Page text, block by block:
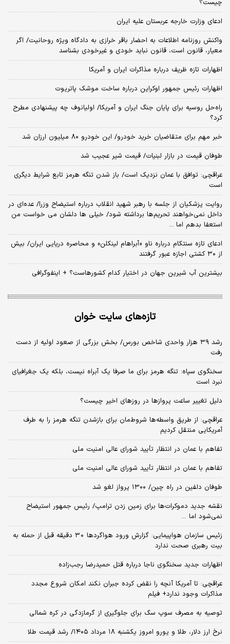
چیست؟
ادعای وزارت خارجه عربستان علیه ایران
واکنش روزنامه اطلاعات به احضار باقر خرازی به دادگاه ویژه روحانیت/ اگر
معیار، قانون است، قانون نباید خودی و غیرخودی بشناسد
اظهارات تازه ظریف درباره مذاکرات ایران و آمریکا
اظهارات رئیس جمهور اوکراین درباره ساخت موشک پاتریوت
راه‌حل روسیه برای پایان جنگ ایران و آمریکا/ اولیانوف چه پیشنهادی مطرح
کرد؟
خبر مهم برای متقاضیان خرید خودرو/ این خودرو ۸۰ میلیون ارزان شد
طوفان قیمت در بازار لبنیات/ قیمت شیر عجیب شد
عراقچی: توافق با عمان نزدیک است/ باز شدن تنگه هرمز تابع شرایط دیگری
است
روایت پزشکیان از جلسه با رهبر شهید انقلاب درباره استیضاح وزرا/ عده‌ای در
داخل نمی‌خواهند تحریم‌ها برداشته شود/ خیلی ها دلشان می خواست من
استعفا بدهم اما ...
ادعای تازه سنتکام درباره ناو «آبراهام لینکلن» و محاصره دریایی ایران/ بیش
از ۳۰ کشتی اجازه عبور گرفتند
بیشترین آب شیرین جهان در اختیار کدام کشورهاست؟ + اینفوگرافی
تازه‌های سایت خوان
رشد ۳۹ هزار واحدی شاخص بورس/ بخش بزرگی از صعود اولیه از دست
رفت
سخنگوی سپاه: تنگه هرمز برای ما صرفا یک آبراه نیست، بلکه یک جغرافیای
نبرد است
دلیل تغییر ساعت پروازها در روزهای اخیر چیست؟
عراقچی: از طریق واسطه‌ها شروط‌مان برای بازشدن تنگه هرمز را به طرف
آمریکایی منتقل کردیم
تفاهم با عمان در انتظار تأیید شورای عالی امنیت ملی
تفاهم با عمان در انتظار تأیید شورای عالی امنیت ملی
طوفان دلفین در راه چین/ ۱۳۰۰ پرواز لغو شد
نقشه جدید دموکرات‌ها برای زمین زدن ترامپ/ رئیس جمهور استیضاح
نمی‌شود اما ...
زئیس سازمان هواپیمایی: گزارش ورود هواگردها ٣٠ دقیقه قبل از حمله به
بیت رهبری صحت ندارد
اظهارات جدید سخنگوی ناجا درباره قتل حمیدرضا رجب‌زاده
عراقچی: تا آمریکا آنچه را نقض کرده جبران نکند امکان شروع مجدد
مذاکرات وجود ندارد+ فیلم
توصیه به مصرف سوپ سگ برای جلوگیری از گرمازدگی در کره شمالی
نرخ ارز دلار، طلا و یورو امروز یکشنبه ۱۸ مرداد ۱۴۰۵/ رشد قیمت طلا